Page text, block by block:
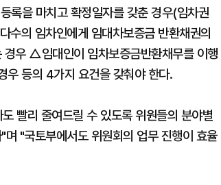
록을 마치고 확정일자를 갖춘 경우(임차권
의 임차인에게 임대차보증금 반환채권의
경우 △임대인이 임차보증금반환채무를 이행
우 등의 4가지 요건을 갖춰야 한다.
빨리 줄여드릴 수 있도록 위원들의 분야별
"국토부에서도 위원회의 업무 진행이 효율